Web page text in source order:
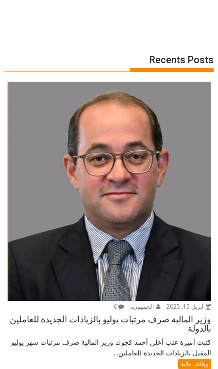
Recents Posts
أبريل 15, 2025 الجمهورية 0
وزير المالية صرف مرتبات يوليو بالزيادات الجديدة للعاملين
بالدولة
كتبت أميرة عنب أعلن أحمد كجوك وزير المالية صرف مرتبات شهر يوليو
المقبل بالزيادات الجديدة للعاملين...
وظائف خالية